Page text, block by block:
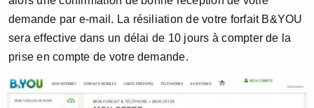
demande par e-mail. La résiliation de votre forfait B&YOU
sera effective dans un délai de 10 jours à compter de la
prise en compte de votre demande.